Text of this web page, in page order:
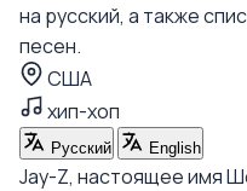
на русский, а также
песен.
США
хип-хоп
Русский English
Jay-Z, настоящее имя